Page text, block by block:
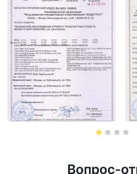
Вопрос-